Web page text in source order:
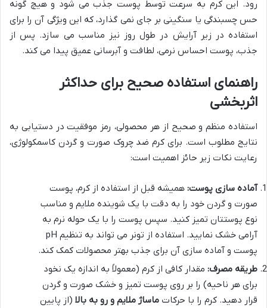
رود. این کرم به سرعت توسط پوست جذب می شود و هیچ گونه
حس چسبندگی یا سنگینی بر جای نمی گذارد، که این ویژگی آن را برای
استفاده در زیر آرایش در طول روز نیز مناسب می سازد. پس از
جذب، پوست احساس نرمی، لطافت و آبرسانی عمیق پیدا می کند.
راهنمای استفاده صحیح برای حداکثر
اثربخشی
استفاده منظم و صحیح از هر محصولی، رمز موفقیت در دستیابی به
نتایج مطلوب است. برای کرم ضد چروک صورت و گردن کاسمکولوژی،
رعایت نکات زیر حائز اهمیت است:
آماده سازی پوست: همیشه قبل از استفاده از کرم، پوست
صورت و گردن خود را به دقت با یک شوینده ملایم و مناسب
نوع پوستتان تمیز کنید. سپس پوست را با یک حوله نرم به
آرامی خشک نمایید. استفاده از تونر می تواند به تنظیم pH
پوست و آماده سازی آن برای جذب بهتر محصولات کمک کند.
طریقه مصرف: مقدار کافی از کرم (معمولاً به اندازه یک نخود
برای هر ناحیه) را بر روی پوست تمیز و خشک صورت و گردن
قرار دهید. کرم را با حرکات ماساژ ملایم و رو به بالا (از پایین